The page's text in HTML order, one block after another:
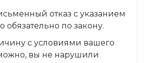
отказ с указанием
обязательно по закону.
с условиями вашего
вы не нарушили